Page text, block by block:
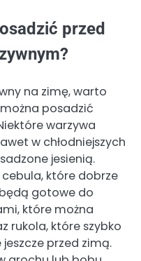
przed
na zimę, warto
posadzić
warzywa
w chłodniejszych
jesienią.
cebula, które dobrze
gotowe do
które można
rukola, które szybko
przed zimą.